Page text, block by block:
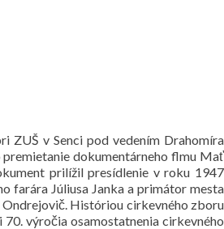
ZUŠ v Senci pod vedením Drahomíra
dokumentárneho flmu Mať
prilížil presídlenie v roku 1947
farára Júliusa Janka a primátor mesta
Históriou cirkevného zboru
výročia osamostatnenia cirkevného